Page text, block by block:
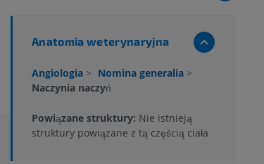
Anatomia weterynaryjna
Angiologia > Nomina generalia >
Naczynia naczyń
Powiązane struktury: Nie istnieją
struktury powiązane z tą częścią ciała